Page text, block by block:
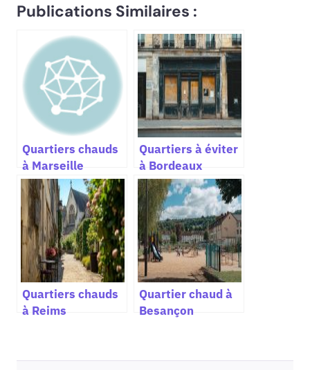
Publications Similaires :
Quartiers chauds
à Marseille
Quartiers à éviter
à Bordeaux
Quartiers chauds
à Reims
Quartier chaud à
Besançon